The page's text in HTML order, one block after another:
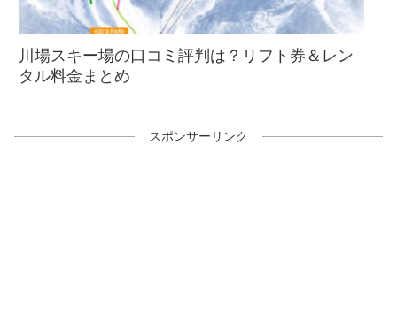
川場スキー場の口コミ評判は？リフト券＆レン
タル料金まとめ
スポンサーリンク